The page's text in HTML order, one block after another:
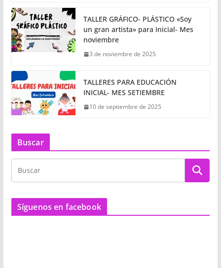
TALLER GRÁFICO- PLÁSTICO «Soy
un gran artista» para Inicial- Mes
noviembre
3 de noviembre de 2025
TALLERES PARA EDUCACIÓN
INICIAL- MES SETIEMBRE
10 de septiembre de 2025
Buscar
Síguenos en facebook